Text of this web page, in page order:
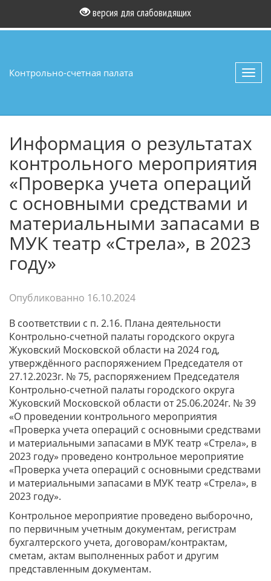
версия для слабовидящих
Контрольно-счетная палата
Информация о результатах
контрольного мероприятия
«Проверка учета операций
с основными средствами и
материальными запасами в
МУК театр «Стрела», в 2023
году»
Опубликованно 16.10.2024
В соответствии с п. 2.16. Плана деятельности
Контрольно-счетной палаты городского округа
Жуковский Московской области на 2024 год,
утверждённого распоряжением Председателя от
27.12.2023г. № 75, распоряжением Председателя
Контрольно-счетной палаты городского округа
Жуковский Московской области от 25.06.2024г. № 39
«О проведении контрольного мероприятия
«Проверка учета операций с основными средствами
и материальными запасами в МУК театр «Стрела», в
2023 году» проведено контрольное мероприятие
«Проверка учета операций с основными средствами
и материальными запасами в МУК театр «Стрела», в
2023 году».
Контрольное мероприятие проведено выборочно,
по первичным учетным документам, регистрам
бухгалтерского учета, договорам/контрактам,
сметам, актам выполненных работ и другим
представленным документам.